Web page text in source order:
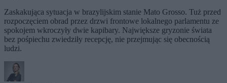
Zaskakująca sytuacja w brazylijskim stanie Mato Grosso. Tuż przed
rozpoczęciem obrad przez drzwi frontowe lokalnego parlamentu ze
spokojem wkroczyły dwie kapibary. Największe gryzonie świata
bez pośpiechu zwiedziły recepcję, nie przejmując się obecnością
ludzi.